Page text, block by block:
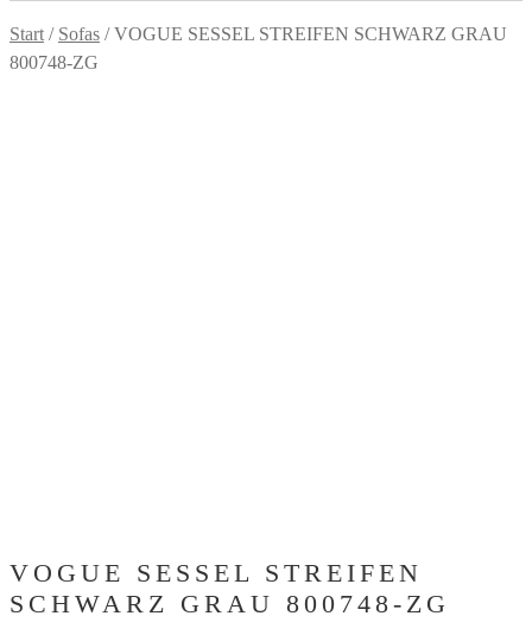
Start / Sofas /VOGUE SESSEL STREIFEN SCHWARZ GRAU
800748-ZG
VOGUE SESSEL STREIFEN
SCHWARZ GRAU 800748-ZG